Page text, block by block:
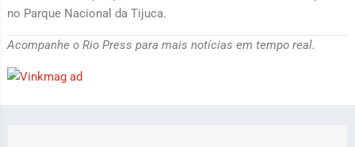
no Parque Nacional da Tijuca.
Acompanhe o Rio Press para mais notícias em tempo real.